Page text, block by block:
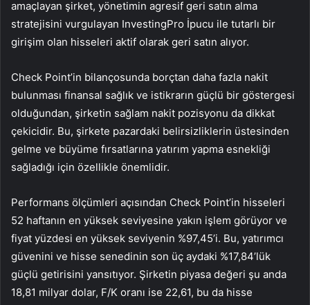
amaçlayan şirket, yönetimin agresif geri satın alma
stratejisini vurgulayan InvestingPro İpucu ile tutarlı bir
girişim olan hisseleri aktif olarak geri satın alıyor.
Check Point’in bilançosunda borçtan daha fazla nakit
bulunması finansal sağlık ve istikrarın güçlü bir göstergesi
olduğundan, şirketin sağlam nakit pozisyonu da dikkat
çekicidir. Bu, şirkete pazardaki belirsizliklerin üstesinden
gelme ve büyüme fırsatlarına yatırım yapma esnekliği
sağladığı için özellikle önemlidir.
Performans ölçümleri açısından Check Point’in hisseleri
52 haftanın en yüksek seviyesine yakın işlem görüyor ve
fiyat yüzdesi en yüksek seviyenin %97,45’i. Bu, yatırımcı
güvenini ve hisse senedinin son üç aydaki %17,84’lük
güçlü getirisini yansıtıyor. Şirketin piyasa değeri şu anda
18,81 milyar dolar, F/K oranı ise 22,61, bu da hisse